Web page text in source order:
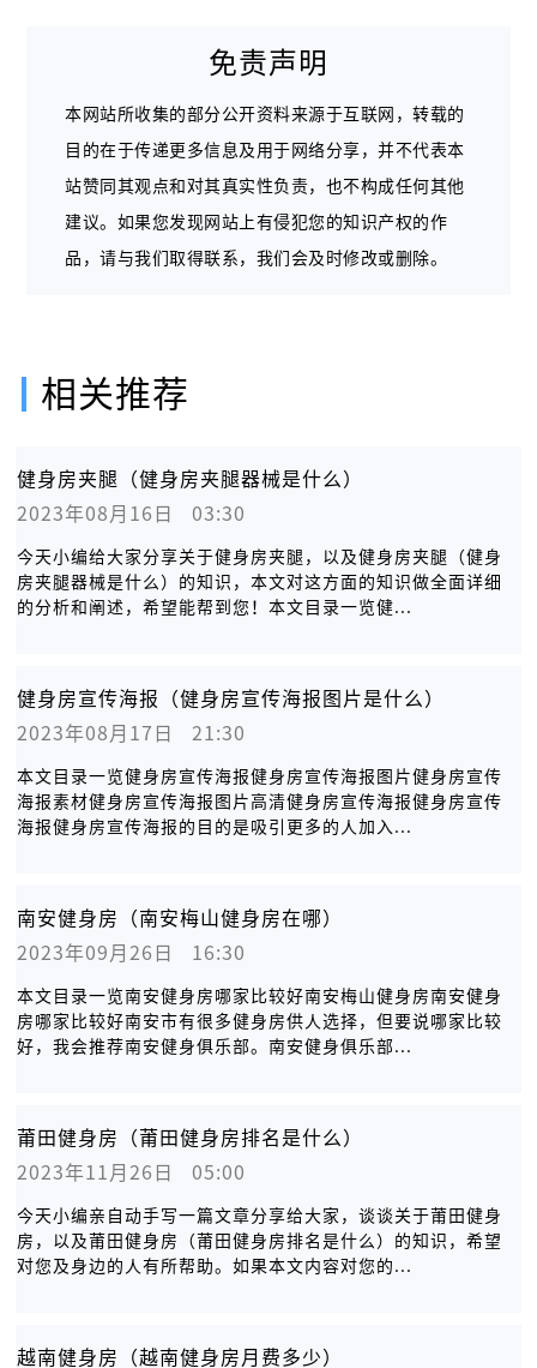
免责声明
本网站所收集的部分公开资料来源于互联网，转载的
目的在于传递更多信息及用于网络分享，并不代表本
站赞同其观点和对其真实性负责，也不构成任何其他
建议。如果您发现网站上有侵犯您的知识产权的作
品，请与我们取得联系，我们会及时修改或删除。
相关推荐
健身房夹腿（健身房夹腿器械是什么）
2023年08月16日   03:30
今天小编给大家分享关于健身房夹腿，以及健身房夹腿（健身
房夹腿器械是什么）的知识，本文对这方面的知识做全面详细
的分析和阐述，希望能帮到您！本文目录一览健...
健身房宣传海报（健身房宣传海报图片是什么）
2023年08月17日   21:30
本文目录一览健身房宣传海报健身房宣传海报图片健身房宣传
海报素材健身房宣传海报图片高清健身房宣传海报健身房宣传
海报健身房宣传海报的目的是吸引更多的人加入...
南安健身房（南安梅山健身房在哪）
2023年09月26日   16:30
本文目录一览南安健身房哪家比较好南安梅山健身房南安健身
房哪家比较好南安市有很多健身房供人选择，但要说哪家比较
好，我会推荐南安健身俱乐部。南安健身俱乐部...
莆田健身房（莆田健身房排名是什么）
2023年11月26日   05:00
今天小编亲自动手写一篇文章分享给大家，谈谈关于莆田健身
房，以及莆田健身房（莆田健身房排名是什么）的知识，希望
对您及身边的人有所帮助。如果本文内容对您的...
越南健身房（越南健身房月费多少）